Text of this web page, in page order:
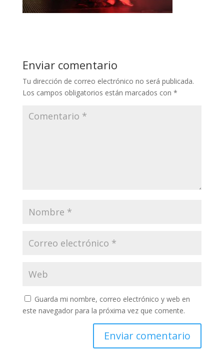
Enviar comentario
Tu dirección de correo electrónico no será publicada.
Los campos obligatorios están marcados con *
Guarda mi nombre, correo electrónico y web en
este navegador para la próxima vez que comente.